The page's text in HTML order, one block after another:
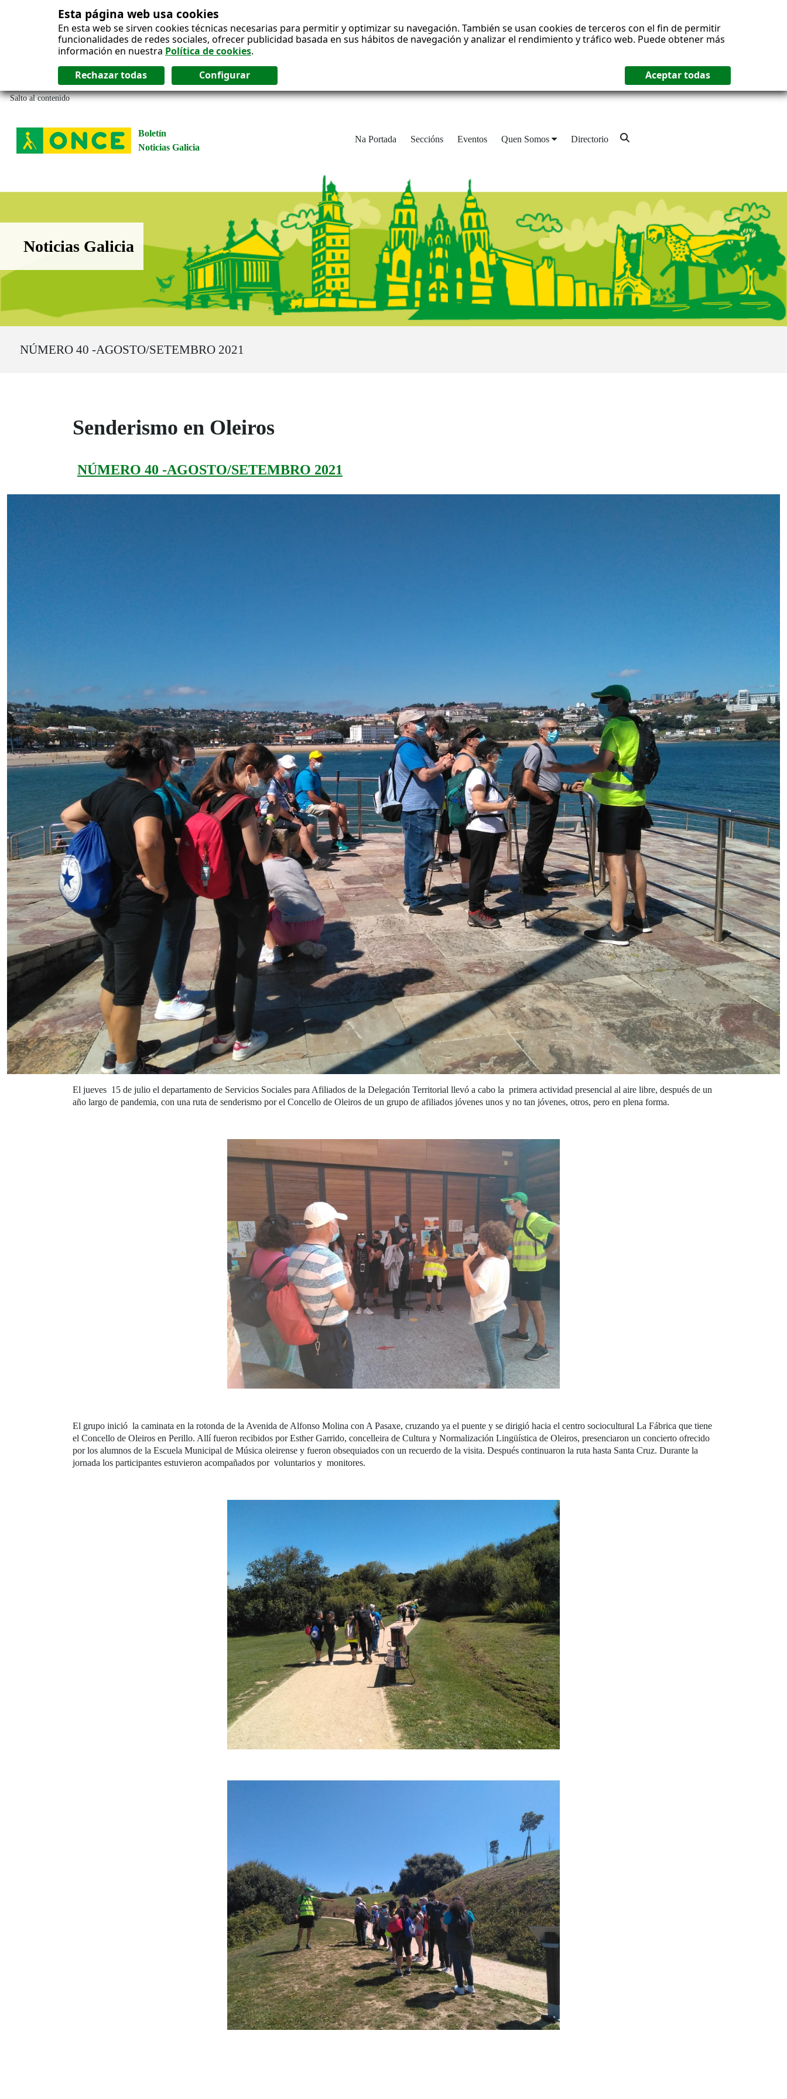
Esta página web usa cookies
En esta web se sirven cookies técnicas necesarias para permitir y optimizar su navegación. También se usan cookies de terceros con el fin de permitir
funcionalidades de redes sociales, ofrecer publicidad basada en sus hábitos de navegación y analizar el rendimiento y tráfico web. Puede obtener más
información en nuestra Política de cookies.
Salto al contenido
Boletín
Noticias Galicia
Na Portada Seccións Eventos Quen Somos Directorio
Boletín Noticias Galicia
Noticias Galicia
NÚMERO 40 -AGOSTO/SETEMBRO 2021
Senderismo en Oleiros
NÚMERO 40 -AGOSTO/SETEMBRO 2021
El jueves 15 de julio el departamento de Servicios Sociales para Afiliados de la Delegación Territorial llevó a cabo la primera actividad presencial al aire libre, después de un
año largo de pandemia, con una ruta de senderismo por el Concello de Oleiros de un grupo de afiliados jóvenes unos y no tan jóvenes, otros, pero en plena forma.
El grupo inició la caminata en la rotonda de la Avenida de Alfonso Molina con A Pasaxe, cruzando ya el puente y se dirigió hacia el centro sociocultural La Fábrica que tiene
el Concello de Oleiros en Perillo. Allí fueron recibidos por Esther Garrido, concelleira de Cultura y Normalización Lingüística de Oleiros, presenciaron un concierto ofrecido
por los alumnos de la Escuela Municipal de Música oleirense y fueron obsequiados con un recuerdo de la visita. Después continuaron la ruta hasta Santa Cruz. Durante la
jornada los participantes estuvieron acompañados por voluntarios y monitores.